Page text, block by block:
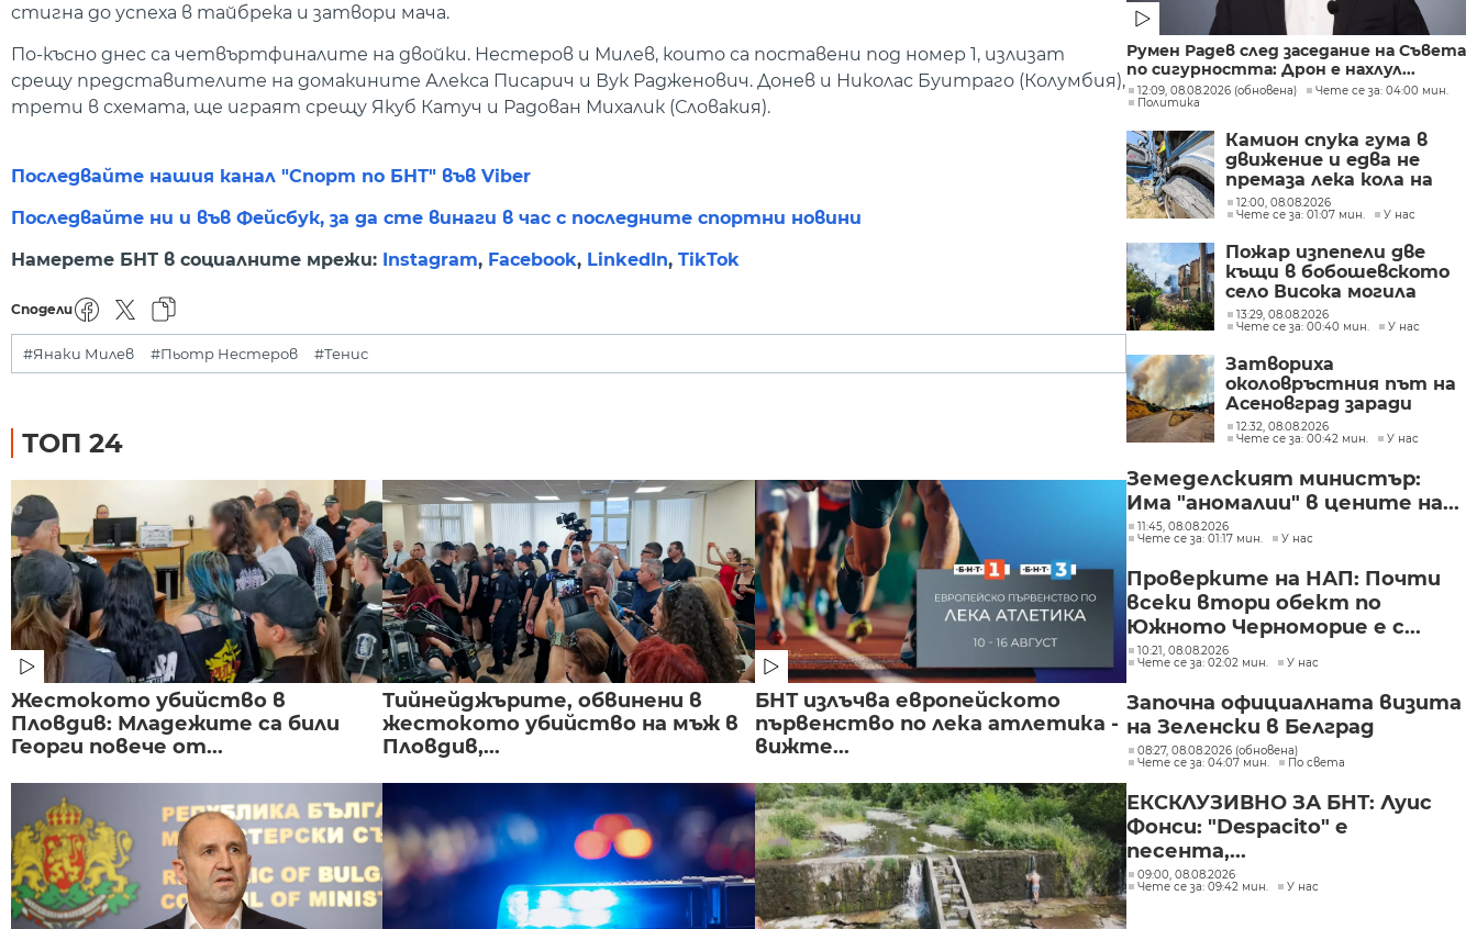
стигна до успеха в тайбрека и затвори мача.
По-късно днес са четвъртфиналите на двойки. Нестеров и Милев, които са поставени под номер 1, излизат
срещу представителите на домакините Алекса Писарич и Вук Радженович. Донев и Николас Буитраго (Колумбия),
трети в схемата, ще играят срещу Якуб Катуч и Радован Михалик (Словакия).
Последвайте нашия канал "Спорт по БНТ" във Viber
Последвайте ни и във Фейсбук, за да сте винаги в час с последните спортни новини
Намерете БНТ в социалните мрежи: Instagram, Facebook, LinkedIn, TikTok
Сподели
#Янаки Милев #Пьотр Нестеров #Тенис
ТОП 24
Жестокото убийство в
Пловдив: Младежите са били
Георги повече от...
Тийнейджърите, обвинени в
жестокото убийство на мъж в
Пловдив,...
БНТ излъчва европейското
първенство по лека атлетика -
вижте...
Румен Радев след заседание на Съвета
по сигурността: Дрон е нахлул...
12:09, 08.08.2026 (обновена)
Чете се за: 04:00 мин.
Политика
Камион спука гума в
движение и едва не
премаза лека кола на
Подбалканския път
(СНИМКИ)
12:00, 08.08.2026
Чете се за: 01:07 мин.
У нас
Пожар изпепели две
къщи в бобошевското
село Висока могила
(СНИМКИ)
13:29, 08.08.2026
Чете се за: 00:40 мин.
У нас
Затвориха
околовръстния път на
Асеновград заради
пожар (СНИМКИ)
12:32, 08.08.2026
Чете се за: 00:42 мин.
У нас
Земеделският министър:
Има "аномалии" в цените на...
11:45, 08.08.2026
Чете се за: 01:17 мин.
У нас
Проверките на НАП: Почти
всеки втори обект по
Южното Черноморие е с...
10:21, 08.08.2026
Чете се за: 02:02 мин.
У нас
Започна официалната визита
на Зеленски в Белград
08:27, 08.08.2026 (обновена)
Чете се за: 04:07 мин.
По света
ЕКСКЛУЗИВНО ЗА БНТ: Луис
Фонси: "Despacito" е
песента,...
09:00, 08.08.2026
Чете се за: 09:42 мин.
У нас